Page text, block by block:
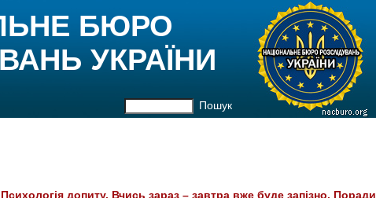
Пошук
БЮРО
УКРАЇНИ
Психологія допиту. Вчись зараз – завтра вже буде запізно. Поради